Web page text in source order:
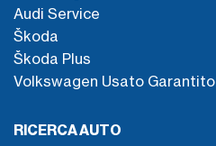
Audi Service
Škoda
Škoda Plus
Volkswagen Usato Garantito
RICERCA AUTO